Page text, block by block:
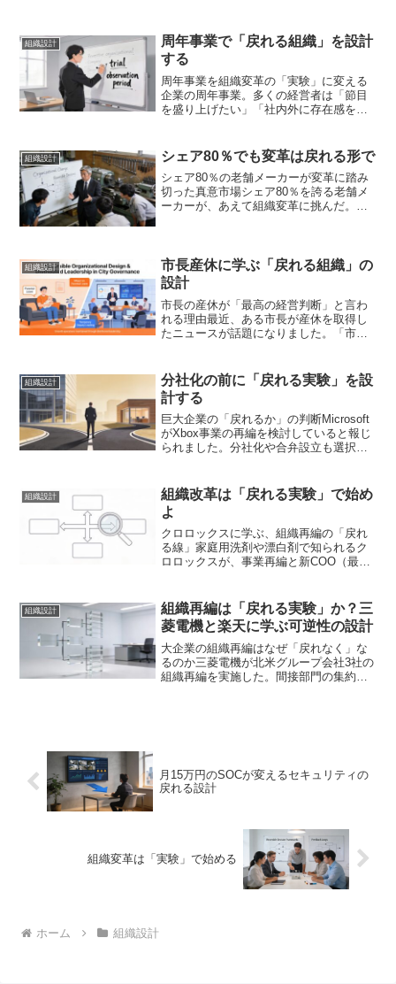
組織設計
周年事業で「戻れる組織」を設計
する
周年事業を組織変革の「実験」に変える
企業の周年事業。多くの経営者は「節目
を盛り上げたい」「社内外に存在感を示
きい」と二の足を踏むのも事実です。先
日、Tocasi社が「伴...
組織設計 シェア80％でも変革は戻れる形で
シェア80％の老舗メーカーが変革に踏み
切った真意市場シェア80％を誇る老舗メ
ーカーが、あえて組織変革に挑んだ。パ
必要があるのか」。そ...
組織設計
市長産休に学ぶ「戻れる組織」の
設計
市長の産休が「最高の経営判断」と言わ
れる理由最近、ある市長が産休を取得し
たニュースが話題になりました。「市長
です。このニュースは、中小企業の経営
者にとって非常に示唆に富...
組織設計
分社化の前に「戻れる実験」を設
計する
巨大企業の「戻れるか」の判断Microsoft
がXbox事業の再編を検討していると報じ
られました。分社化や合弁設立も選択肢
っても他人事ではありません。むしろ、
規模が小さ...
組織設計
組織改革は「戻れる実験」で始め
よ
クロロックスに学ぶ、組織再編の「戻れ
る線」家庭用洗剤や漂白剤で知られるク
ロロックスが、事業再編と新COO（最高
めたら戻れない」判断を連鎖的に生みま
す。しかし、本当に持続...
組織設計
組織再編は「戻れる実験」か？三
菱電機と楽天に学ぶ可逆性の設計
大企業の組織再編はなぜ「戻れなく」な
るのか三菱電機が北米グループ会社3社の
組織再編を実施した。間接部門の集約と
月15万円のSOCが変えるセキュリティの
戻れる設計
組織変革は「実験」で始める
ホーム 組織設計